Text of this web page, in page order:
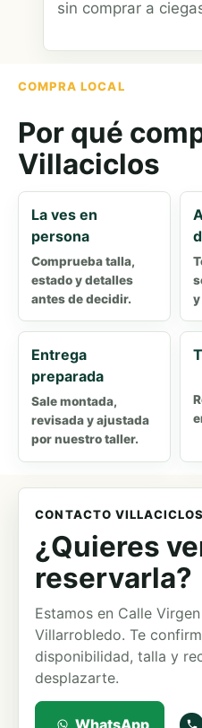
sin comprar a
COMPRA LOCAL
Por qué
Villaciclos
La ves en
persona
Comprueba talla,
estado y detalles
antes de decidir.
Entrega
preparada
Sale montada,
revisada y ajustada
por nuestro taller.
CONTACTO VILLACICLOS
¿Quieres
reservarla?
Estamos en Calle
Villarrobledo. Te
disponibilidad, talla y
desplazarte.